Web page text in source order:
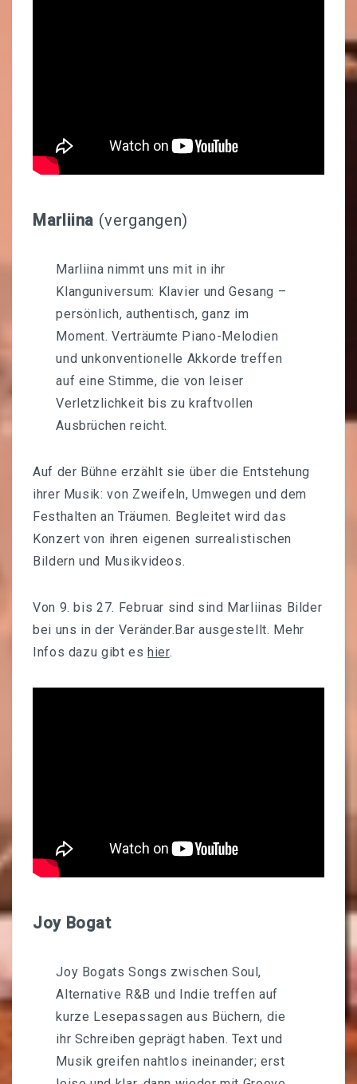
Marliina (vergangen)
Marliina nimmt uns mit in ihr
Klanguniversum: Klavier und Gesang –
persönlich, authentisch, ganz im
Moment. Verträumte Piano-Melodien
und unkonventionelle Akkorde treffen
auf eine Stimme, die von leiser
Verletzlichkeit bis zu kraftvollen
Ausbrüchen reicht.
Auf der Bühne erzählt sie über die Entstehung
ihrer Musik: von Zweifeln, Umwegen und dem
Festhalten an Träumen. Begleitet wird das
Konzert von ihren eigenen surrealistischen
Bildern und Musikvideos.
Von 9. bis 27. Februar sind sind Marliinas Bilder
bei uns in der Veränder.Bar ausgestellt. Mehr
Infos dazu gibt eshier.
Joy Bogat
Joy Bogats Songs zwischen Soul,
Alternative R&B und Indie treffen auf
kurze Lesepassagen aus Büchern, die
ihr Schreiben geprägt haben. Text und
Musik greifen nahtlos ineinander; erst